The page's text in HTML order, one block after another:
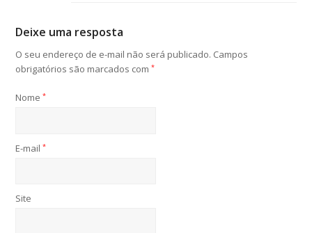
Deixe uma resposta
O seu endereço de e-mail não será publicado. Campos
obrigatórios são marcados com*
Nome*
E-mail*
Site